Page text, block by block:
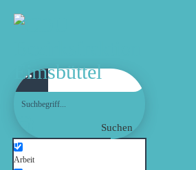
Suchen
Arbeit
WILLKOMMEN!
AKTUELLES
FRAKTION
AUSSCHÜSSE